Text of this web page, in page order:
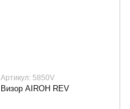
Артикул: 5850V
Визор AIROH REV